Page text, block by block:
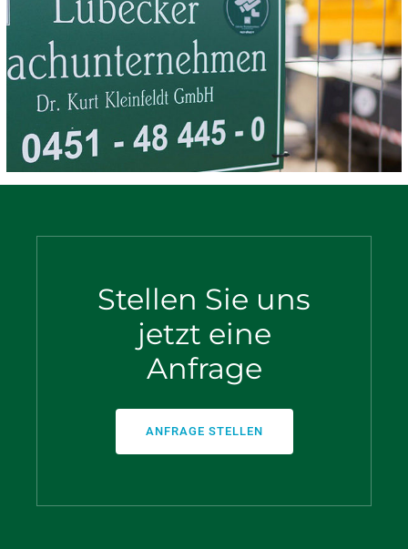
Stellen Sie uns
jetzt eine
Anfrage
ANFRAGE STELLEN